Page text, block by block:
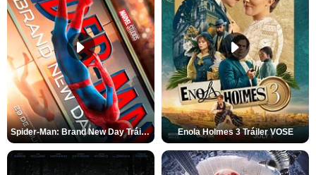
Spider-Man: Brand New Day Tráiler (3) Enola Holmes 3 Tráiler VOSE